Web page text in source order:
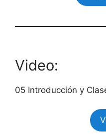
Video:
05 Introducción y